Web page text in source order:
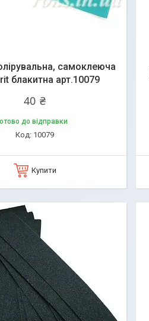
самоклеюча
блакитна арт.10079
40 ₴
до відправки
10079
Купити